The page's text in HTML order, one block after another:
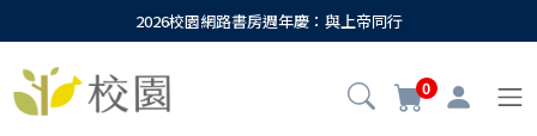
2026校園網路書房週年慶：與上帝同行
0